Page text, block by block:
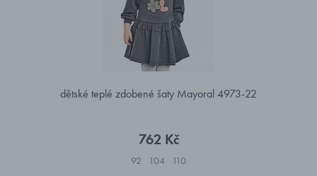
dětské teplé zdobené šaty Mayoral 4973-22
762 Kč
92 104 110